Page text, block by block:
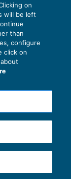
v2.32.4
on
will be left
than
configure
click on